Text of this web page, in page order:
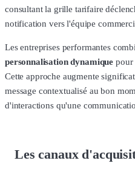
consultant la grille tarifaire
notification vers l'équipe
Les entreprises performantes
personnalisation dynamique pour
Cette approche augmente
message contextualisé au bon
d'interactions qu'une
Les canaux